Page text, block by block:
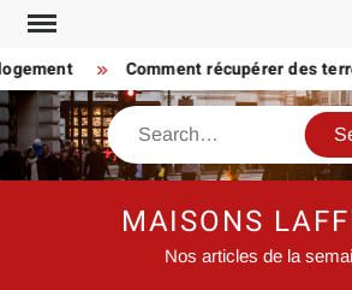
Skip
content
Comment récupérer des
Search
MAISONS
Nos articles de la